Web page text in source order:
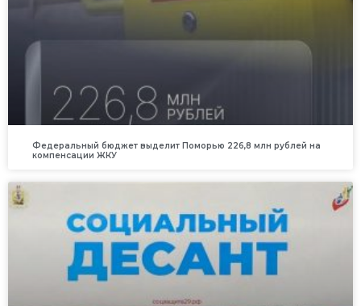
Федеральный бюджет выделит Поморью 226,8 млн рублей на
компенсации ЖКУ